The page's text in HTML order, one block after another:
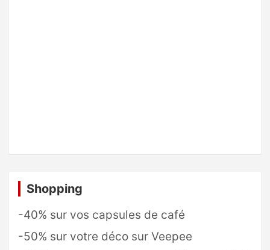
Shopping
-40% sur vos capsules de café
-50% sur votre déco sur Veepee